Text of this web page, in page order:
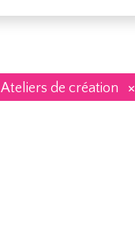
Ateliers de création ×